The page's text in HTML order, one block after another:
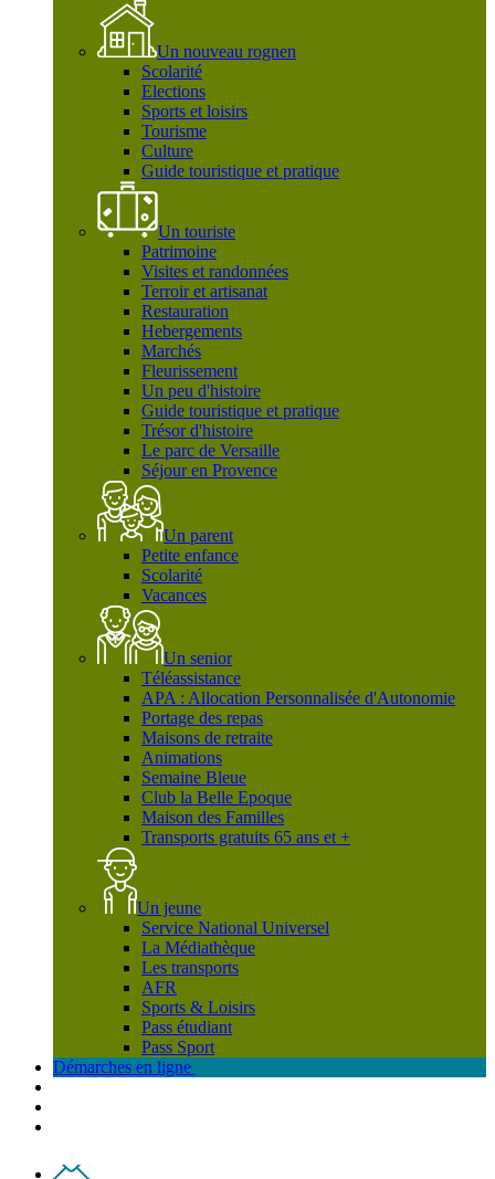
Un nouveau rognen
Scolarité
Elections
Sports et loisirs
Tourisme
Culture
Guide touristique et pratique
Un touriste
Patrimoine
Visites et randonnées
Terroir et artisanat
Restauration
Hebergements
Marchés
Fleurissement
Un peu d'histoire
Guide touristique et pratique
Trésor d'histoire
Le parc de Versaille
Séjour en Provence
Un parent
Petite enfance
Scolarité
Vacances
Un senior
Téléassistance
APA : Allocation Personnalisée d'Autonomie
Portage des repas
Maisons de retraite
Animations
Semaine Bleue
Club la Belle Epoque
Maison des Familles
Transports gratuits 65 ans et +
Un jeune
Service National Universel
La Médiathèque
Les transports
AFR
Sports & Loisirs
Pass étudiant
Pass Sport
Démarches en ligne
Contact